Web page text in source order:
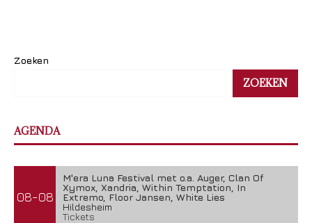
Zoeken
ZOEKEN
AGENDA
08-08
M'era Luna Festival met o.a. Auger, Clan Of
Xymox, Xandria, Within Temptation, In
Extremo, Floor Jansen, White Lies
Hildesheim
Tickets